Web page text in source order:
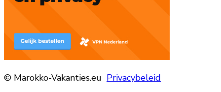
© Marokko-Vakanties.eu Privacybeleid